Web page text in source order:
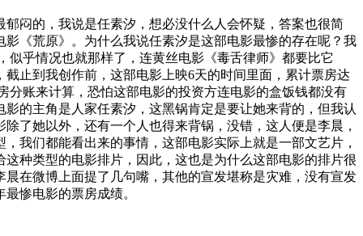
闷的，我说是任素汐，想必没什么人会怀疑，答案也很简
《荒原》。为什么我说任素汐是这部电影最惨的存在呢？我
乎情况也就那样了，连黄丝电影《毒舌律师》都要比它
止到我创作前，这部电影上映6天的时间里面，累计票房达
分账来计算，恐怕这部电影的投资方连电影的盒饭钱都没有
的主角是人家任素汐，这黑锅肯定是要让她来背的，但我认
了她以外，还有一个人也得来背锅，没错，这人便是李晨，
我们都能看出来的事情，这部电影实际上就是一部文艺片，
种类型的电影排片，因此，这也是为什么这部电影的排片很
在微博上面提了几句嘴，其他的宣发堪称是灾难，没有宣发
惨电影的票房成绩。